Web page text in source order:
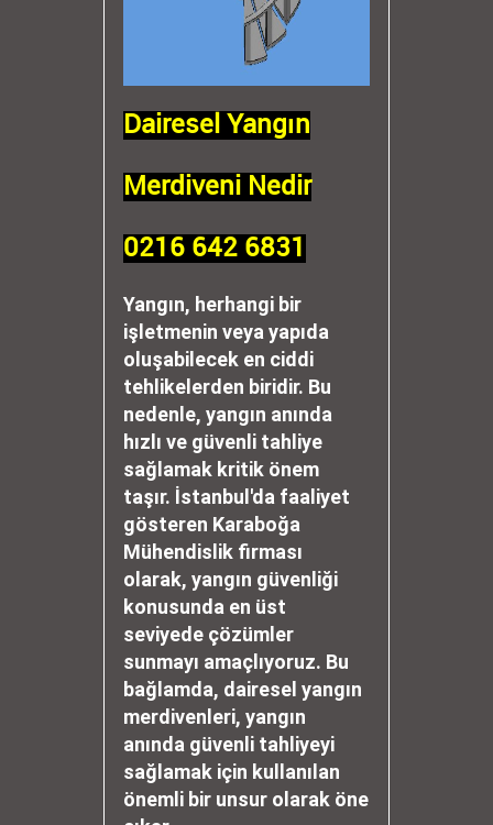
Dairesel Yangın
Merdiveni Nedir
0216 642 6831
Yangın, herhangi bir
işletmenin veya yapıda
oluşabilecek en ciddi
tehlikelerden biridir. Bu
nedenle, yangın anında
hızlı ve güvenli tahliye
sağlamak kritik önem
taşır. İstanbul'da faaliyet
gösteren Karaboğa
Mühendislik firması
olarak, yangın güvenliği
konusunda en üst
seviyede çözümler
sunmayı amaçlıyoruz. Bu
bağlamda, dairesel yangın
merdivenleri, yangın
anında güvenli tahliyeyi
sağlamak için kullanılan
önemli bir unsur olarak öne